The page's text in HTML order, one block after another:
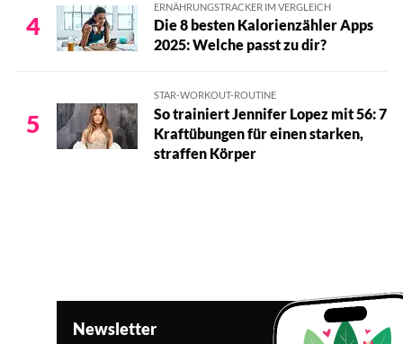
4
ERNÄHRUNGSTRACKER IM VERGLEICH
Die 8 besten Kalorienzähler Apps
2025: Welche passt zu dir?
5
STAR-WORKOUT-ROUTINE
So trainiert Jennifer Lopez mit 56: 7
Kraftübungen für einen starken,
straffen Körper
Newsletter